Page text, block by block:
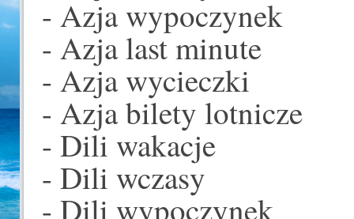
- Azja wypoczynek
- Azja last minute
- Azja wycieczki
- Azja bilety lotnicze
- Dili wakacje
- Dili wczasy
- Dili wypoczynek